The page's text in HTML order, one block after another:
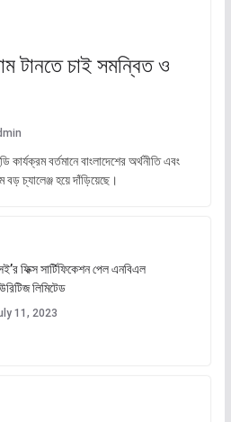
টানতে চাই সমন্বিত ও
কার্যক্রম বর্তমানে বাংলাদেশের অর্থনীতি এবং
চ্যালেঞ্জ হয়ে দাঁড়িয়েছে।
ফিক্স সার্টিফিকেশন পেল এনবিএল
লিমিটেড
11, 2023